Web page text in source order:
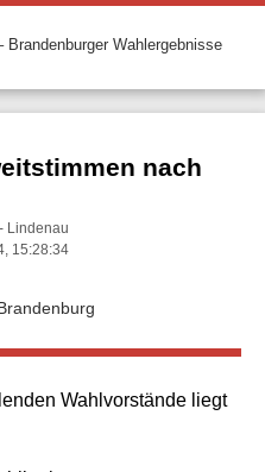
Brandenburger Wahlergebnisse
nach
Lindenau
15:28:34
Wahlvorstände liegt